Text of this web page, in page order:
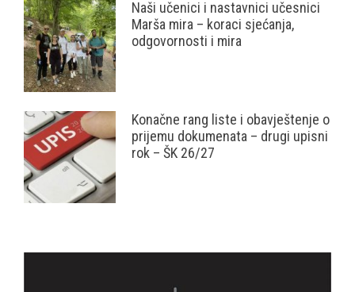
Naši učenici i nastavnici učesnici
Marša mira – koraci sjećanja,
odgovornosti i mira
Konačne rang liste i obavještenje o
prijemu dokumenata – drugi upisni
rok – ŠK 26/27